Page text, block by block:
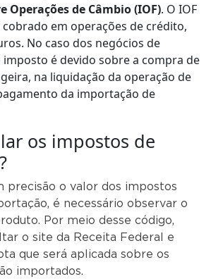
Operações de Câmbio(IOF). O IOF
em operações de crédito,
No caso dos negócios de
é devido sobre a compra de
na liquidação da operação de
da importação de
os impostos de
precisão o valor dos impostos
é necessário observar o
Por meio desse código,
o site da Receita Federal e
que será aplicada sobre os
importados.